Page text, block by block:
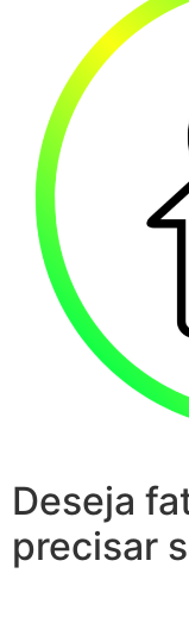
Deseja
precisar